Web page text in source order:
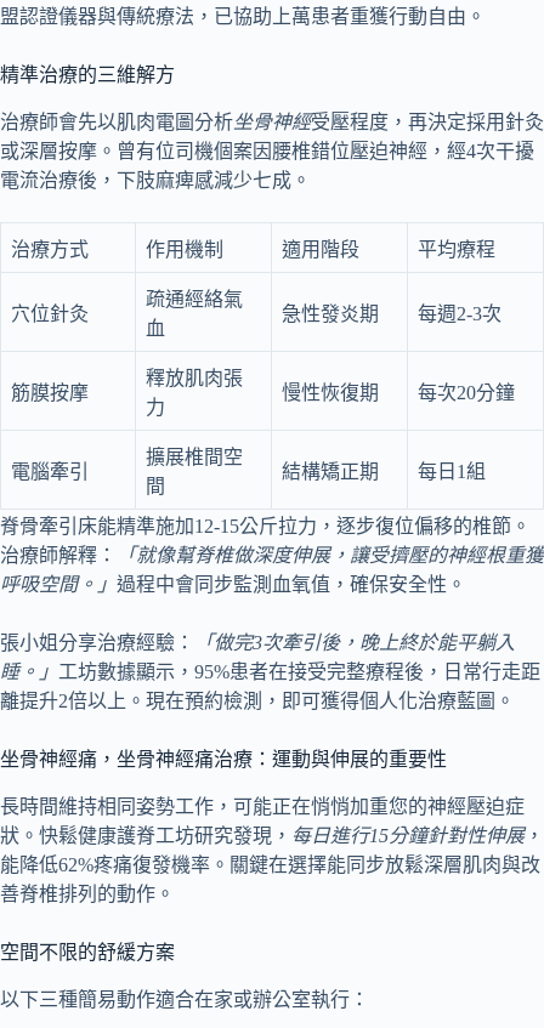
盟認證儀器與傳統療法，已協助上萬患者重獲行動自由。
精準治療的三維解方
治療師會先以肌肉電圖分析坐骨神經受壓程度，再決定採用針灸
或深層按摩。曾有位司機個案因腰椎錯位壓迫神經，經4次干擾
電流治療後，下肢麻痺感減少七成。
治療方式 作用機制 適用階段 平均療程
穴位針灸
疏通經絡氣
血
急性發炎期 每週2-3次
筋膜按摩
釋放肌肉張
力
慢性恢復期 每次20分鐘
電腦牽引
擴展椎間空
間
結構矯正期 每日1組
脊骨牽引床能精準施加12-15公斤拉力，逐步復位偏移的椎節。
治療師解釋：
「就像幫脊椎做深度伸展，讓受擠壓的神經根重獲
呼吸空間。」 過程中會同步監測血氧值，確保安全性。
張小姐分享治療經驗：
「做完3次牽引後，晚上終於能平躺入
睡。」 工坊數據顯示，95%患者在接受完整療程後，日常行走距
離提升2倍以上。現在預約檢測，即可獲得個人化治療藍圖。
坐骨神經痛，坐骨神經痛治療：運動與伸展的重要性
長時間維持相同姿勢工作，可能正在悄悄加重您的神經壓迫症
狀。快鬆健康護脊工坊研究發現， 每日進行15分鐘針對性伸展，
能降低62%疼痛復發機率。關鍵在選擇能同步放鬆深層肌肉與改
善脊椎排列的動作。
空間不限的舒緩方案
以下三種簡易動作適合在家或辦公室執行：